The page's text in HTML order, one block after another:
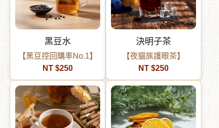
黑豆水
【黑豆控回購率No.1】
NT $250
決明子茶
【夜貓族護眼茶】
NT $250